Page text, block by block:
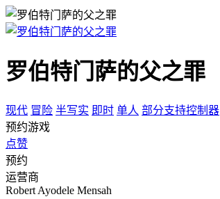
罗伯特门萨的父之罪
现代 冒险 半写实 即时 单人 部分支持控制器
预约游戏
点赞
预约
运营商
Robert Ayodele Mensah